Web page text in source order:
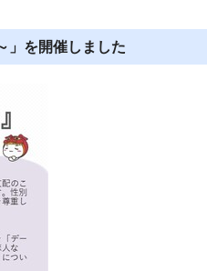
」を開催しました